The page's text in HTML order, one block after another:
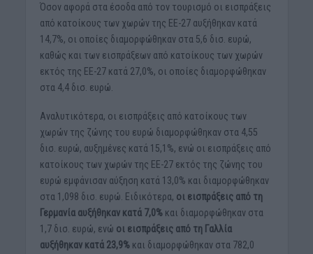
Όσον αφορά στα έσοδα από τον τουρισμό οι εισπράξεις
από κατοίκους των χωρών της ΕΕ-27 αυξήθηκαν κατά
14,7%, οι οποίες διαμορφώθηκαν στα 5,6 δισ. ευρώ,
καθώς και των εισπράξεων από κατοίκους των χωρών
εκτός της ΕΕ-27 κατά 27,0%, οι οποίες διαμορφώθηκαν
στα 4,4 δισ. ευρώ.
Αναλυτικότερα, οι εισπράξεις από κατοίκους των
χωρών της ζώνης του ευρώ διαμορφώθηκαν στα 4,55
δισ. ευρώ, αυξημένες κατά 15,1%, ενώ οι εισπράξεις από
κατοίκους των χωρών της ΕΕ-27 εκτός της ζώνης του
ευρώ εμφάνισαν αύξηση κατά 13,0% και διαμορφώθηκαν
στα 1,098 δισ. ευρώ. Ειδικότερα, οι εισπράξεις από τη
Γερμανία αυξήθηκαν κατά 7,0% και διαμορφώθηκαν στα
1,7 δισ. ευρώ, ενώ οι εισπράξεις από τη Γαλλία
αυξήθηκαν κατά 23,9%και διαμορφώθηκαν στα 782,0